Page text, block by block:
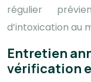
régulier
d’intoxication au
Entretien
vérification